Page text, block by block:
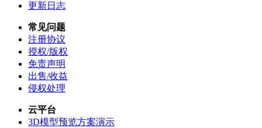
更新日志
常见问题
注册协议
授权/版权
免责声明
出售/收益
侵权处理
云平台
3D模型预览方案演示